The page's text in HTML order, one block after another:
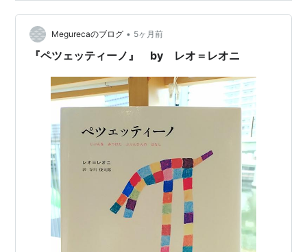
Megurecaのブログ • 5ヶ月前
『ペツェッティーノ』 by レオ＝レオニ